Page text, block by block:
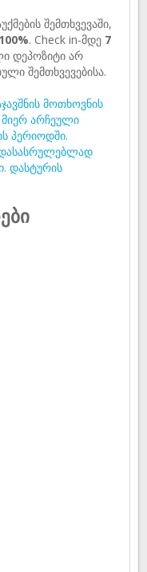
შემთხვევაში,
100%. Check in-მდე 7
დეპოზიტი არ
შემთხვევებისა.
მოთხოვნის
მიერ არჩეული
პერიოდში.
დასასრულებლად
დასტურის